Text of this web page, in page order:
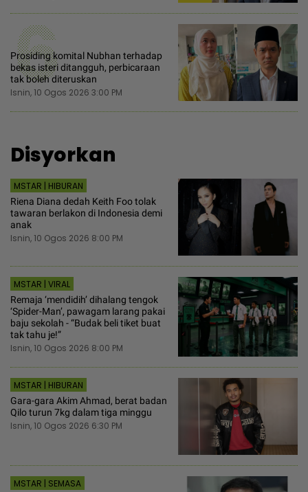
6
Prosiding komital Nubhan terhadap
bekas isteri ditangguh, perbicaraan
tak boleh diteruskan
Isnin, 10 Ogos 2026 3:00 PM
Disyorkan
MSTAR | HIBURAN
Riena Diana dedah Keith Foo tolak
tawaran berlakon di Indonesia demi
anak
Isnin, 10 Ogos 2026 8:00 PM
MSTAR | VIRAL
Remaja ‘mendidih’ dihalang tengok
‘Spider-Man’, pawagam larang pakai
baju sekolah - “Budak beli tiket buat
tak tahu je!”
Isnin, 10 Ogos 2026 8:00 PM
MSTAR | HIBURAN
Gara-gara Akim Ahmad, berat badan
Qilo turun 7kg dalam tiga minggu
Isnin, 10 Ogos 2026 6:30 PM
MSTAR | SEMASA